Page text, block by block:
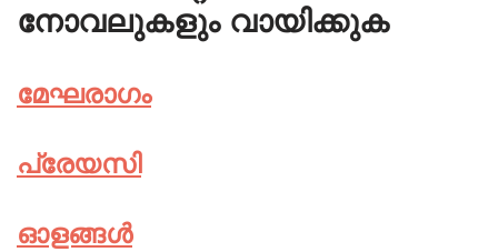
നോവലുകളും വായിക്കുക
മേഘരാഗം
പ്രേയസി
ഓളങ്ങൾ